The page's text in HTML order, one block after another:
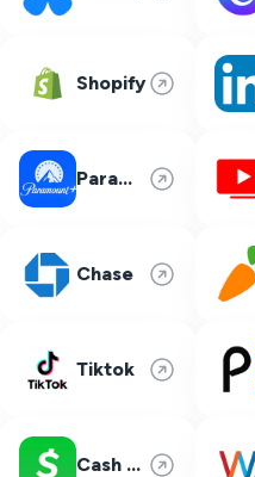
Shopify
Paramount Plus
Chase
Tiktok
Cash App